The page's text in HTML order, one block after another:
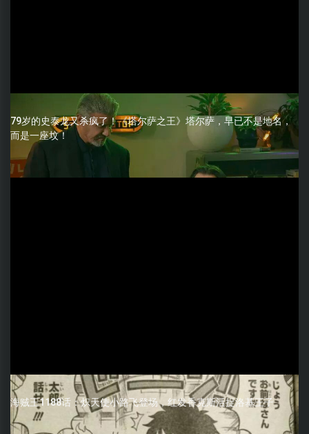
79岁的史泰龙又杀疯了！《塔尔萨之王》塔尔萨，早已不是地名，
而是一座坟！
海贼王1188话：炽天使小路飞登场，红发香克斯活捉洛基王子